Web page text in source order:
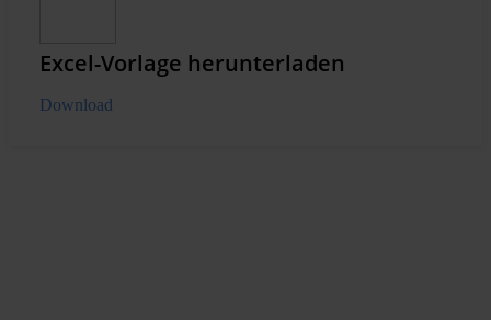
Excel-Vorlage herunterladen
Download